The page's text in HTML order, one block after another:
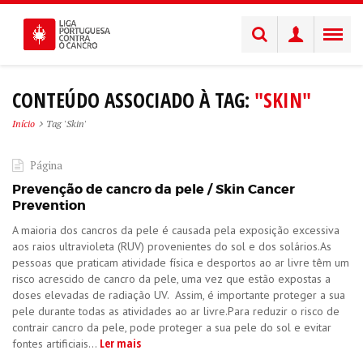
CONTEÚDO ASSOCIADO À TAG: "SKIN"
Início Tag 'Skin'
Página
Prevenção de cancro da pele / Skin Cancer
Prevention
A maioria dos cancros da pele é causada pela exposição excessiva
aos raios ultravioleta (RUV) provenientes do sol e dos solários.As
pessoas que praticam atividade física e desportos ao ar livre têm um
risco acrescido de cancro da pele, uma vez que estão expostas a
doses elevadas de radiação UV. Assim, é importante proteger a sua
pele durante todas as atividades ao ar livre.Para reduzir o risco de
contrair cancro da pele, pode proteger a sua pele do sol e evitar
fontes artificiais... Ler mais